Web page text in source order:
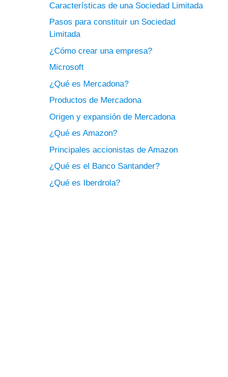
Características de una Sociedad Limitada
Pasos para constituir un Sociedad
Limitada
¿Cómo crear una empresa?
Microsoft
¿Qué es Mercadona?
Productos de Mercadona
Origen y expansión de Mercadona
¿Qué es Amazon?
Principales accionistas de Amazon
¿Qué es el Banco Santander?
¿Qué es Iberdrola?